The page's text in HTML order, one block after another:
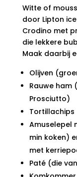
Witte of
door Lipton
Crodino met
die lekkere
Maak daarbij
Olijven
Rauwe ham
Prosciutto)
Tortillachips
Amuselepel
min koken)
met
Paté (die